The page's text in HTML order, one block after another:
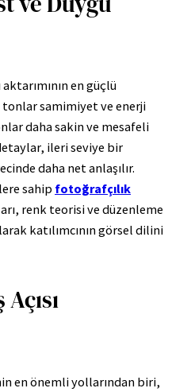
en güçlü
tonlar samimiyet ve enerji
daha sakin ve mesafeli
ileri seviye bir
daha net anlaşılır.
sahip fotoğrafçılık
renk teorisi ve düzenleme
katılımcının görsel dilini
en önemli yollarından biri,